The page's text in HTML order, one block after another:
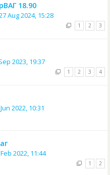
18.90
Aug 2024, 15:28
1 2 3
2023, 19:37
1 2 3 4
2022, 10:31
2022, 11:44
1 2